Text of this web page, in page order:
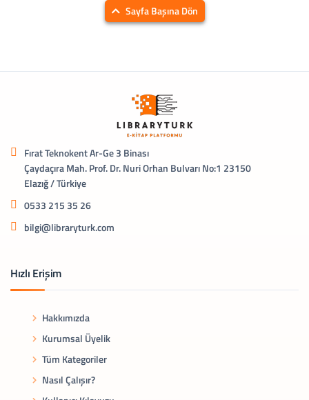
Sayfa Başına Dön
Fırat Teknokent Ar-Ge 3 Binası
Çaydaçıra Mah. Prof. Dr. Nuri Orhan Bulvarı No:1 23150
Elazığ / Türkiye
0533 215 35 26
bilgi@libraryturk.com
Hızlı Erişim
Hakkımızda
Kurumsal Üyelik
Tüm Kategoriler
Nasıl Çalışır?